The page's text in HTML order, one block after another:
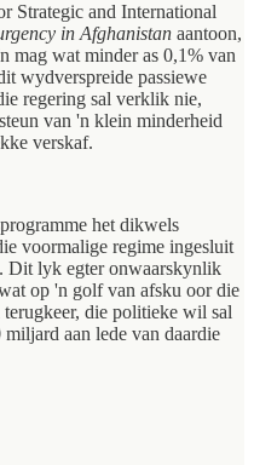
Strategic and International
in Afghanistan aantoon,
mag wat minder as 0,1% van
wydverspreide passiewe
regering sal verklik nie,
van 'n klein minderheid
verskaf.
het dikwels
voormalige regime ingesluit
Dit lyk egter onwaarskynlik
op 'n golf van afsku oor die
die politieke wil sal
aan lede van daardie